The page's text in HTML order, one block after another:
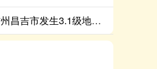
般票期货配资 新疆昌吉州昌吉市发生3.1级地震 震源深度10公里